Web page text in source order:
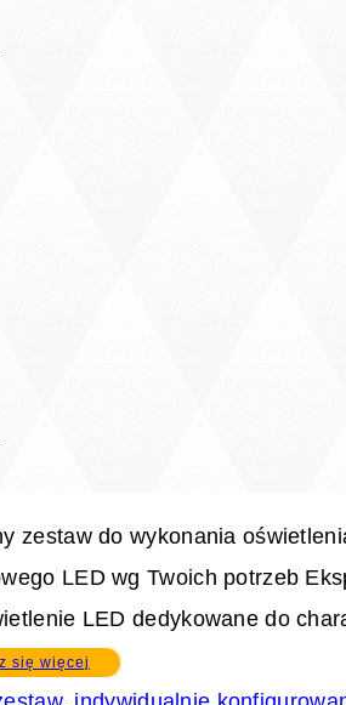
zestaw do wykonania
LED wg Twoich potrzeb
LED dedykowane do
się więcej